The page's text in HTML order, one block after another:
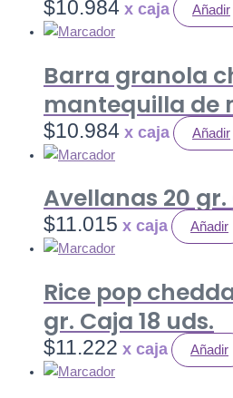
$10.984 Añadir
Barra granola
mantequilla de
Caja 10 uds.
$10.984 Añadir
Avellanas 20 gr.
$11.015 Añadir
Rice pop
gr. Caja 18 uds.
$11.222 Añadir